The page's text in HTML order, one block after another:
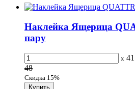
Наклейка Ящерица
пару
x 41
48
Скидка 15%